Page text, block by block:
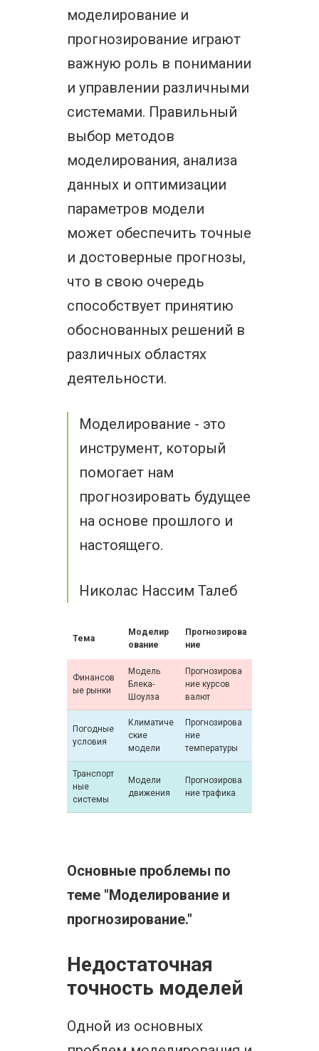
моделирование и
прогнозирование играют
важную роль в понимании
и управлении различными
системами. Правильный
выбор методов
моделирования, анализа
данных и оптимизации
параметров модели
может обеспечить точные
и достоверные прогнозы,
что в свою очередь
способствует принятию
обоснованных решений в
различных областях
деятельности.
Моделирование - это
инструмент, который
помогает нам
прогнозировать будущее
на основе прошлого и
настоящего.
Николас Нассим Талеб
Тема
Моделир
ование
Прогнозирова
ние
Финансов
ые рынки
Модель
Блека-
Шоулза
Прогнозирова
ние курсов
валют
Погодные
условия
Климатиче
ские
модели
Прогнозирова
ние
температуры
Транспорт
ные
системы
Модели
движения
Прогнозирова
ние трафика
Основные проблемы по
теме "Моделирование и
прогнозирование."
Недостаточная
точность моделей
Одной из основных